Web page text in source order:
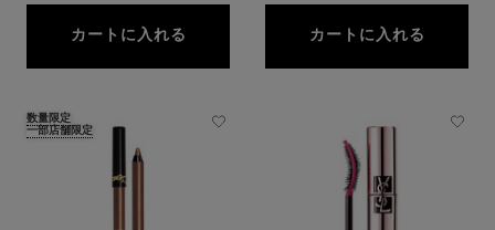
カートに入れる クチュール ミニ クラッチ
カートに入れる
数量限定
一部店舗限定